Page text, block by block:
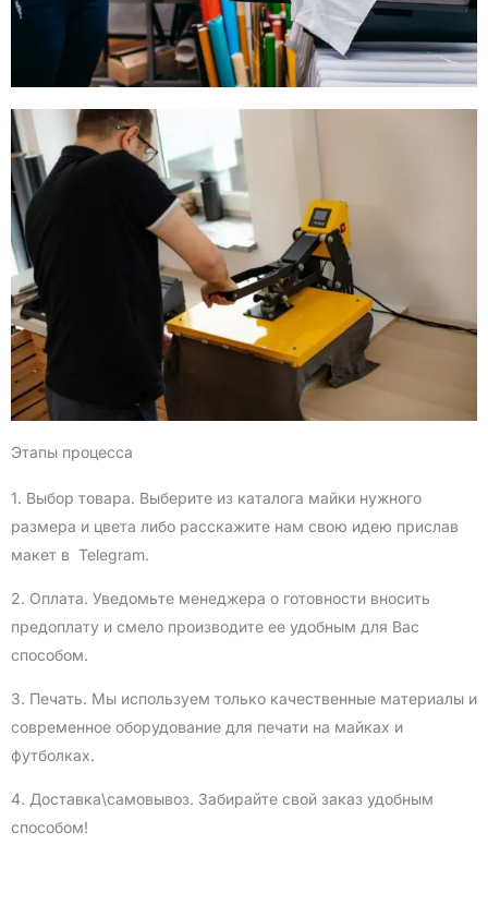
Этапы процесса
1. Выбор товара. Выберите из каталога майки нужного
размера и цвета либо расскажите нам свою идею прислав
макет в Telegram.
2. Оплата. Уведомьте менеджера о готовности вносить
предоплату и смело производите ее удобным для Вас
способом.
3. Печать. Мы используем только качественные материалы и
современное оборудование для печати на майках и
футболках.
4. Доставка\самовывоз. Забирайте свой заказ удобным
способом!